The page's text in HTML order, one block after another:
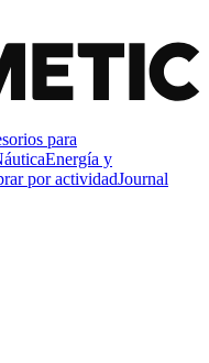
para
Energía y
por actividadJournal